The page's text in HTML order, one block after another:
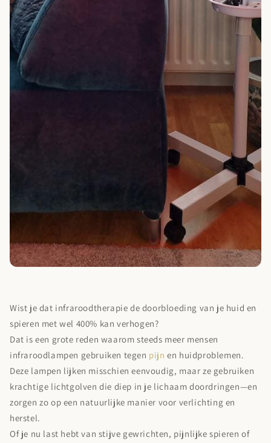
Wist je dat infraroodtherapie de doorbloeding van je huid en
spieren met wel 400% kan verhogen?
Dat is een grote reden waarom steeds meer mensen
infraroodlampen gebruiken tegen pijn en huidproblemen.
Deze lampen lijken misschien eenvoudig, maar ze gebruiken
krachtige lichtgolven die diep in je lichaam doordringen—en
zorgen zo op een natuurlijke manier voor verlichting en
herstel.
Of je nu last hebt van stijve gewrichten, pijnlijke spieren of